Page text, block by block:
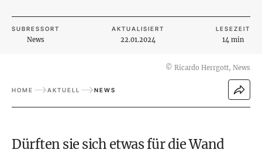
SUBRESSORT
News
AKTUALISIERT
22.01.2024
LESEZEIT
14 min
© Ricardo Herrgott, News
HOME AKTUELL NEWS
Dürften sie sich etwas für die Wand